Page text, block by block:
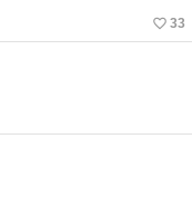
favorite_border 33